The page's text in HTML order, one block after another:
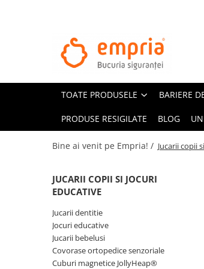
TOATE PRODUSELE
Oferte Protectii Laterale Pat
Bariere protectie pentru pat
Aparatori laterale patut bebe
Sigurante pentru sertare si usi
Kituri de siguranta pentru copii si
Protectii casa
TOATE PRODUSELE BARIERE
PRODUSE RESIGILATE BLOG
Bine ai venit pe Empria! / Jucarii copii
JUCARII COPII SI JOCURI
EDUCATIVE
Jucarii dentitie
Jocuri educative
Jucarii bebelusi
Covorase ortopedice senzoriale
Cuburi magnetice JollyHeap®